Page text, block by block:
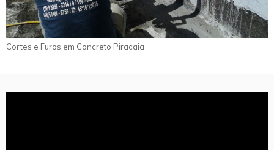
Cortes e Furos em Concreto Piracaia